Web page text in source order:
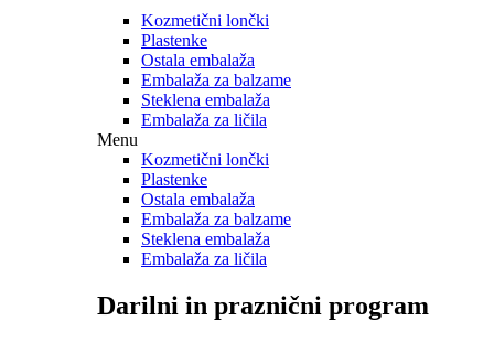
Kozmetični lončki
Plastenke
Ostala embalaža
Embalaža za balzame
Steklena embalaža
Embalaža za ličila
Menu
Kozmetični lončki
Plastenke
Ostala embalaža
Embalaža za balzame
Steklena embalaža
Embalaža za ličila
Darilni in praznični program